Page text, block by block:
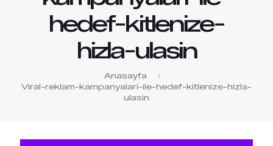
hedef-kitlenize-
hizla-ulasin
Anasayfa
Viral-reklam-kampanyalari-ile-hedef-kitlenize-hizla-
ulasin